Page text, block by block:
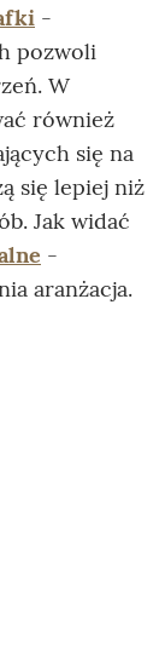
-
pozwoli
W
również
się na
się lepiej niż
Jak widać
-
aranżacja.